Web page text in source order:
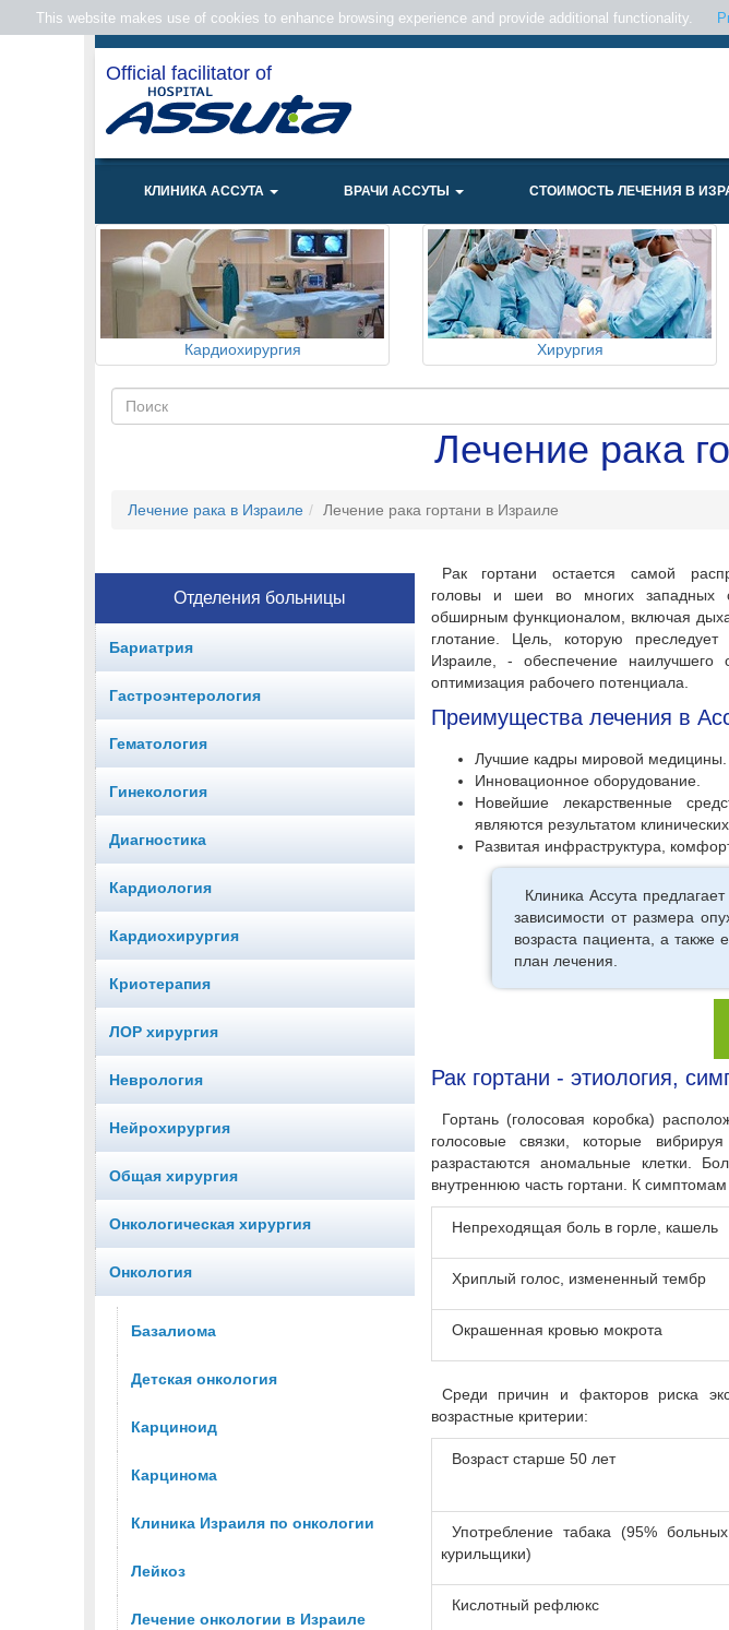
Official facilitator of
КЛИНИКА АССУТА ВРАЧИ АССУТЫ СТОИМОСТЬ ЛЕЧЕНИЯ В
Кардиохирургия Хирургия
Лечение рака
Лечение рака в Израиле Лечение рака гортани в Израиле
Отделения больницы
Бариатрия
Гастроэнтерология
Гематология
Гинекология
Диагностика
Кардиология
Кардиохирургия
Криотерапия
ЛОР хирургия
Неврология
Нейрохирургия
Общая хирургия
Онкологическая хирургия
Онкология
Базалиома
Детская онкология
Карциноид
Карцинома
Клиника Израиля по онкологии
Лейкоз
Лечение онкологии в Израиле
Рак гортани остается самой
головы и шеи во многих западных
обширным функционалом, включая
глотание. Цель, которую
Израиле, - обеспечение наилучшего
оптимизация рабочего потенциала.
Преимущества лечения в
Лучшие кадры мировой медицины.
Инновационное оборудование.
Новейшие лекарственные
являются результатом
Развитая инфраструктура,
Клиника Ассута
зависимости от размера
возраста пациента, а также
план лечения.
Рак гортани - этиология,
Гортань (голосовая коробка)
голосовые связки, которые
разрастаются аномальные клетки.
внутреннюю часть гортани. К
Непреходящая боль в горле, кашель
Хриплый голос, измененный тембр
Окрашенная кровью мокрота
Среди причин и факторов риска
возрастные критерии:
Возраст старше 50 лет
Употребление табака (95%
курильщики)
Кислотный рефлюкс
This website makes use of cookies to enhance browsing experience and provide additional functionality.